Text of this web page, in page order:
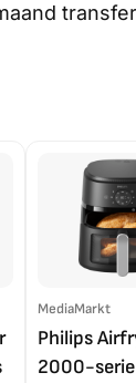
MediaMarkt
Philips
2000-serie